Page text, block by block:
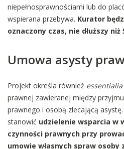
niepełnosprawnościami lub do
wspierana przebywa. Kurator
oznaczony czas, nie dłuższy niż
Umowa asysty
Projekt określa również
prawnej zawieranej między
prawnego i osobą zlecającą
stanowić udzielenie wsparcia w
czynności prawnych przy
umowie własnych spraw